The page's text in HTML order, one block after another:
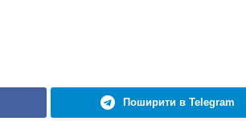
Поширити в Telegram